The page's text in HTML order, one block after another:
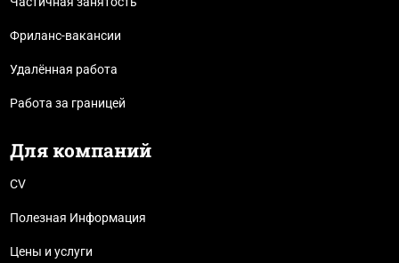
Фриланс-вакансии
Удалённая работа
Работа за границей
Для компаний
CV
Полезная Информация
Цены и услуги